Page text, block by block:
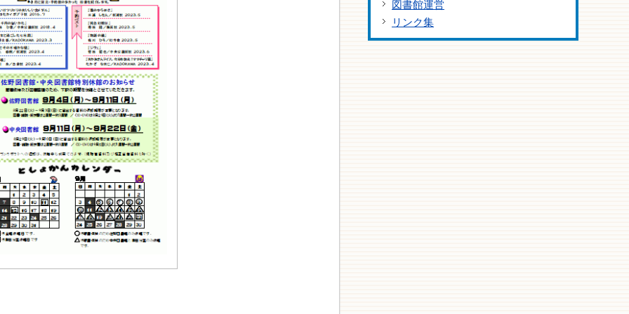
図書館運営
リンク集